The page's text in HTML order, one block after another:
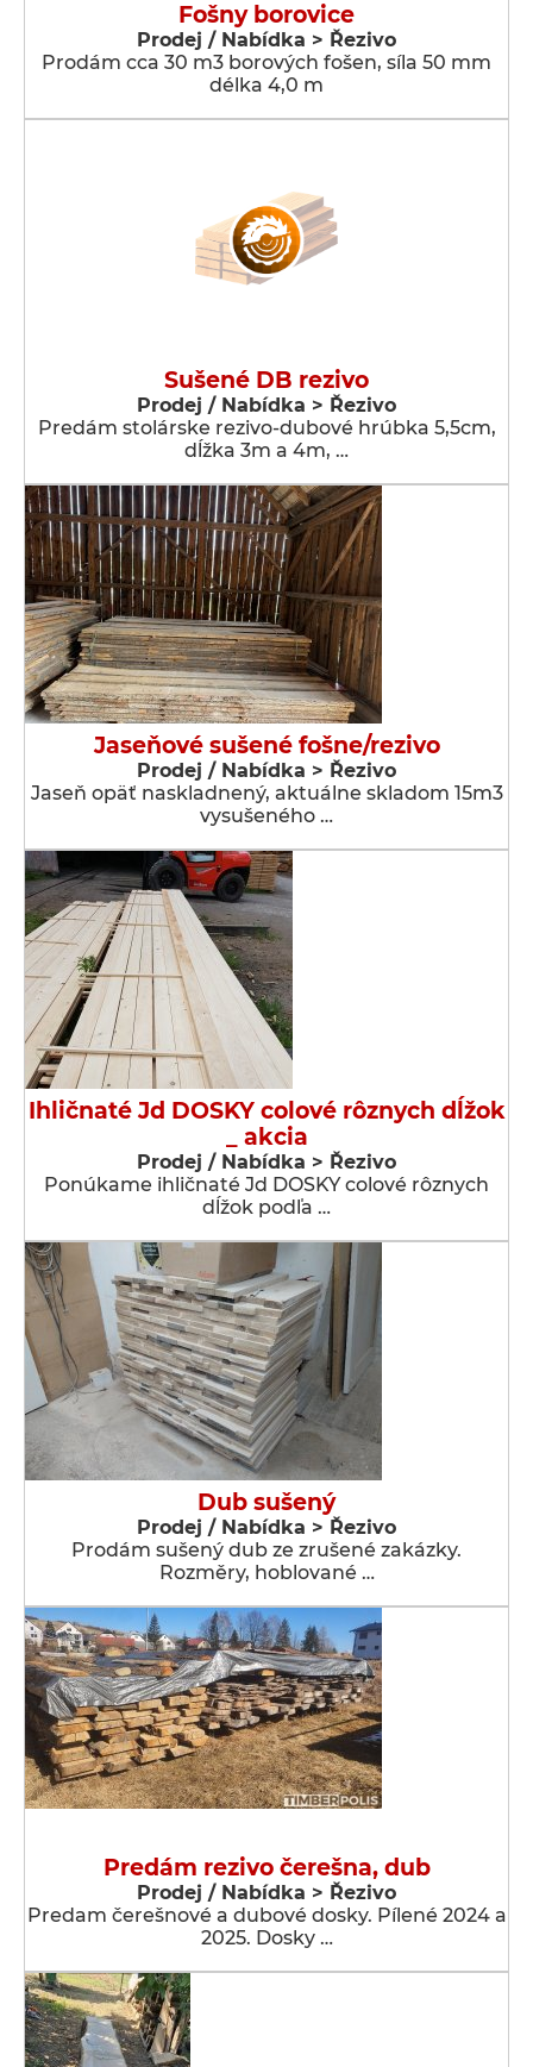
Fošny borovice
Prodej / Nabídka > Řezivo
Prodám cca 30 m3 borových fošen, síla 50 mm
délka 4,0 m
Sušené DB rezivo
Prodej / Nabídka > Řezivo
Predám stolárske rezivo-dubové hrúbka 5,5cm,
dĺžka 3m a 4m, …
Jaseňové sušené fošne/rezivo
Prodej / Nabídka > Řezivo
Jaseň opäť naskladnený, aktuálne skladom 15m3
vysušeného …
Ihličnaté Jd DOSKY colové rôznych dĺžok
_ akcia
Prodej / Nabídka > Řezivo
Ponúkame ihličnaté Jd DOSKY colové rôznych
dĺžok podľa …
Dub sušený
Prodej / Nabídka > Řezivo
Prodám sušený dub ze zrušené zakázky.
Rozměry, hoblované …
Predám rezivo čerešna, dub
Prodej / Nabídka > Řezivo
Predam čerešnové a dubové dosky. Pílené 2024 a
2025. Dosky …